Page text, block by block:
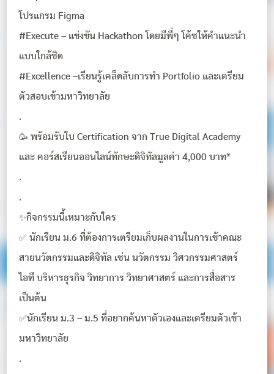
โปรแกรม Figma
#Execute – แข่งขัน Hackathon โดยมีพี่ๆ โค้ชให้คำแนะนำ
แบบใกล้ชิด
#Excellence –เรียนรู้เคล็ดลับการทำ Portfolio และเตรียม
ตัวสอบเข้ามหาวิทยาลัย
.
🥳 พร้อมรับใบ Certification จาก True Digital Academy
และ คอร์สเรียนออนไลน์ทักษะดิจิทัลมูลค่า 4,000 บาท*
.
.
✨กิจกรรมนี้เหมาะกับใคร
✅ นักเรียน ม.6 ที่ต้องการเตรียมเก็บผลงานในการเข้าคณะ
สายนวัตกรรมและดิจิทัล เช่น นวัตกรรม วิศวกรรมศาสตร์
ไอที บริหารธุรกิจ วิทยาการ วิทยาศาสตร์ และการสื่อสาร
เป็นต้น
✅นักเรียน ม.3 – ม.5 ที่อยากค้นหาตัวเองและเตรียมตัวเข้า
มหาวิทยาลัย
.